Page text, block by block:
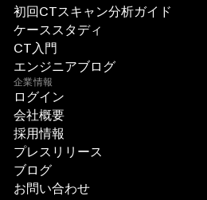
初回CTスキャン分析ガイド
ケーススタディ
CT入門
エンジニアブログ
企業情報
ログイン
会社概要
採用情報
プレスリリース
ブログ
お問い合わせ